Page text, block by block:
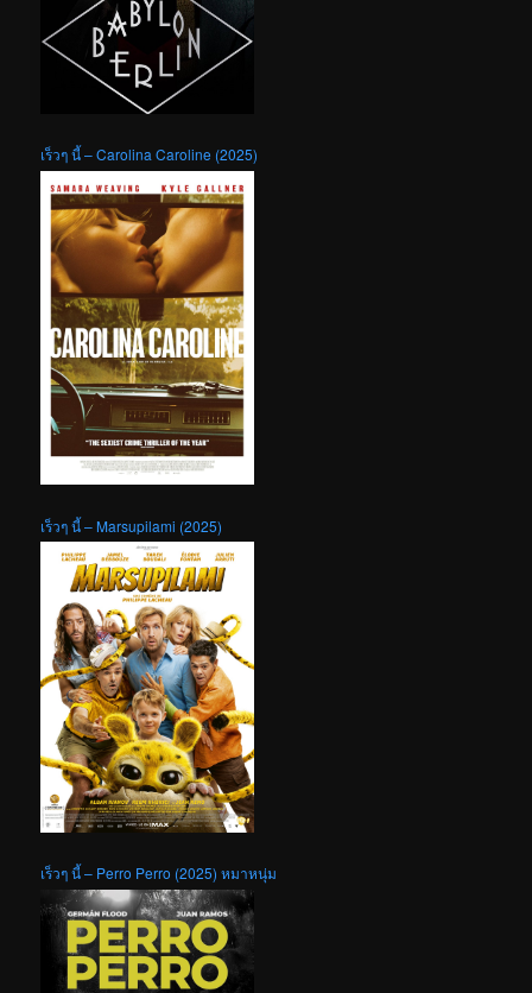
เร็วๆ นี้ – Carolina Caroline (2025)
เร็วๆ นี้ – Marsupilami (2025)
เร็วๆ นี้ – Perro Perro (2025) หมาหนุ่ม